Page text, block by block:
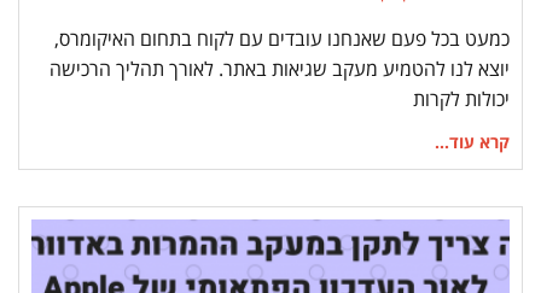
כמעט בכל פעם שאנחנו עובדים עם לקוח בתחום האיקומרס,
יוצא לנו להטמיע מעקב שגיאות באתר. לאורך תהליך הרכישה
יכולות לקרות
קרא עוד...